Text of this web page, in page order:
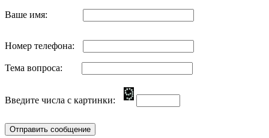
Ваше имя:
Номер телефона:
Тема вопроса:
Введите числа с картинки: